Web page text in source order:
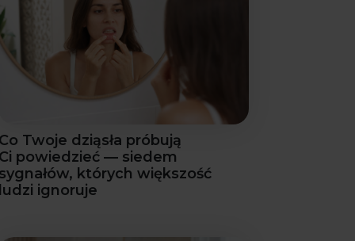
Co Twoje dziąsła próbują
Ci powiedzieć — siedem
sygnałów, których większość
ludzi ignoruje